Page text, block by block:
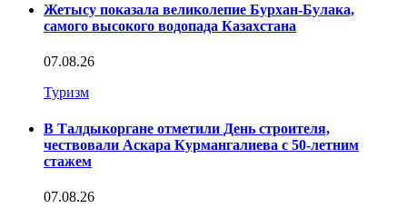
Жетысу показала великолепие Бурхан-Булака,
самого высокого водопада Казахстана
07.08.26
Туризм
В Талдыкоргане отметили День строителя,
чествовали Аскара Курмангалиева с 50-летним
стажем
07.08.26